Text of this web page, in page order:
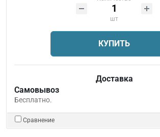
шт
КУПИТЬ
Доставка
Самовывоз
Бесплатно.
Сравнение